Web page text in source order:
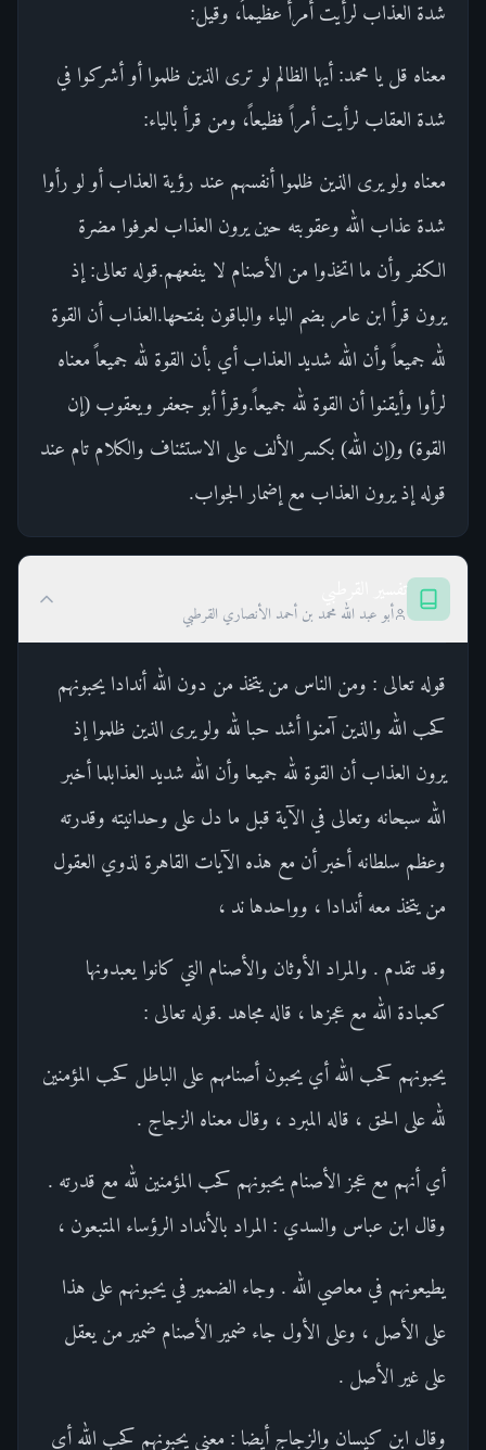
شدة العذاب لرأيت أمرأً عظيماً، وقيل:
معناه قل يا محمد: أيها الظالم لو ترى الذين ظلموا أو أشركوا في
شدة العقاب لرأيت أمراً فظيعاً، ومن قرأ بالياء:
معناه ولو يرى الذين ظلموا أنفسهم عند رؤية العذاب أو لو رأوا
شدة عذاب الله وعقوبته حين يرون العذاب لعرفوا مضرة
الكفر وأن ما اتخذوا من الأصنام لا ينفعهم.قوله تعالى: إذ
يرون قرأ ابن عامر بضم الياء والباقون بفتحها.العذاب أن القوة
لله جميعاً وأن الله شديد العذاب أي بأن القوة لله جميعاً معناه
لرأوا وأيقنوا أن القوة لله جميعاً.وقرأ أبو جعفر ويعقوب (إن
القوة) و(إن الله) بكسر الألف على الاستئناف والكلام تام عند
قوله إذ يرون العذاب مع إضمار الجواب.
أبو عبد الله محمد بن أحمد الأنصاري القرطبي
قوله تعالى : ومن الناس من يتخذ من دون الله أندادا يحبونهم
كحب الله والذين آمنوا أشد حبا لله ولو يرى الذين ظلموا إذ
يرون العذاب أن القوة لله جميعا وأن الله شديد العذابلما أخبر
الله سبحانه وتعالى في الآية قبل ما دل على وحدانيته وقدرته
وعظم سلطانه أخبر أن مع هذه الآيات القاهرة لذوي العقول
من يتخذ معه أندادا ، وواحدها ند ،
وقد تقدم . والمراد الأوثان والأصنام التي كانوا يعبدونها
كعبادة الله مع عجزها ، قاله مجاهد .قوله تعالى :
يحبونهم كحب الله أي يحبون أصنامهم على الباطل كحب المؤمنين
لله على الحق ، قاله المبرد ، وقال معناه الزجاج .
أي أنهم مع عجز الأصنام يحبونهم كحب المؤمنين لله مع قدرته .
وقال ابن عباس والسدي : المراد بالأنداد الرؤساء المتبعون ،
يطيعونهم في معاصي الله . وجاء الضمير في يحبونهم على هذا
على الأصل ، وعلى الأول جاء ضمير الأصنام ضمير من يعقل
على غير الأصل .
وقال ابن كيسان والزجاج أيضا : معنى يحبونهم كحب الله أي